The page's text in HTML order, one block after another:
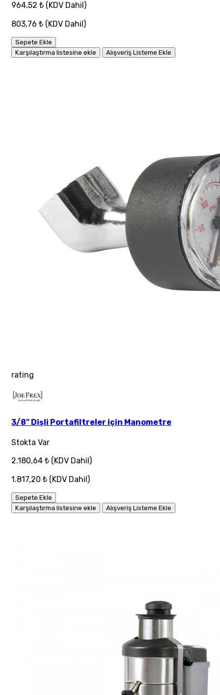
964,52 ₺ (KDV Dahil)
803,76 ₺ (KDV Dahil)
Sepete Ekle
Karşılaştırma listesine ekle
Alışveriş Listeme Ekle
rating
3/8" Dişli Portafiltreler için Manometre
Stokta Var
2.180,64 ₺ (KDV Dahil)
1.817,20 ₺ (KDV Dahil)
Sepete Ekle
Karşılaştırma listesine ekle
Alışveriş Listeme Ekle